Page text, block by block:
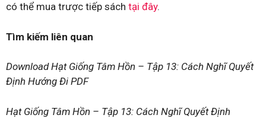
có thể mua trược tiếp sách tại đây.
Tìm kiếm liên quan
Download Hạt Giống Tâm Hồn – Tập 13: Cách Nghĩ Quyết
Định Hướng Đi PDF
Hạt Giống Tâm Hồn – Tập 13: Cách Nghĩ Quyết Định